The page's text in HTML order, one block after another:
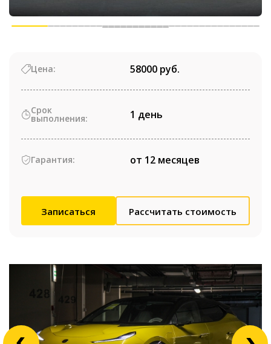
Цена: 58000 руб.
Срок
выполнения: 1 день
Гарантия: от 12 месяцев
Записаться Рассчитать стоимость